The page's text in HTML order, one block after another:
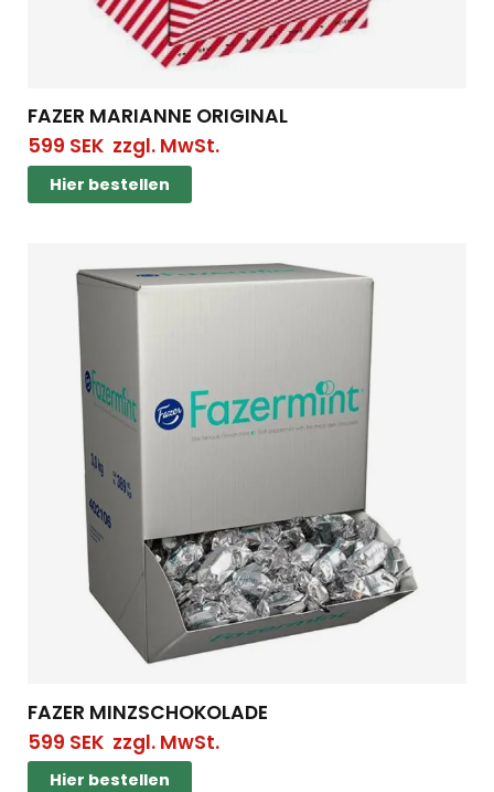
FAZER MARIANNE ORIGINAL
599 SEKzzgl. MwSt.
Hier bestellen
FAZER MINZSCHOKOLADE
599 SEKzzgl. MwSt.
Hier bestellen